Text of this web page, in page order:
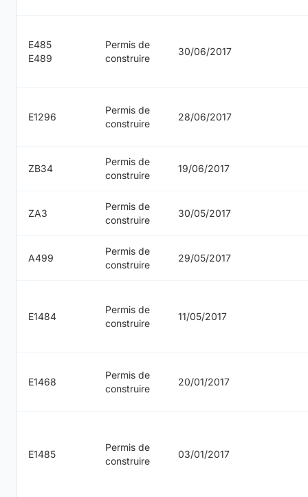
E485
E489
Permis de
construire
30/06/2017
E1296
Permis de
construire
28/06/2017
ZB34
Permis de
construire
19/06/2017
ZA3
Permis de
construire
30/05/2017
A499
Permis de
construire
29/05/2017
E1484
Permis de
construire
11/05/2017
E1468
Permis de
construire
20/01/2017
E1485
Permis de
construire
03/01/2017